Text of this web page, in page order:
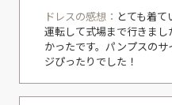
ドレスの感想： とても着
運転して式場まで行きま
かったです。パンプスの
ジぴったりでした！